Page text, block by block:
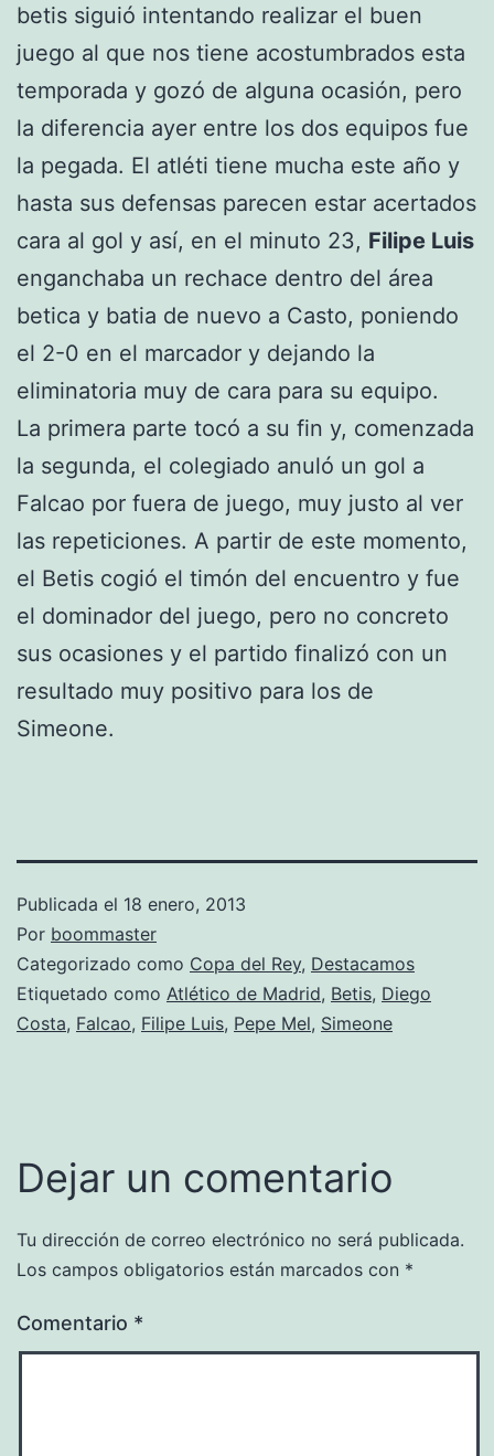
betis siguió intentando realizar el buen
juego al que nos tiene acostumbrados esta
temporada y gozó de alguna ocasión, pero
la diferencia ayer entre los dos equipos fue
la pegada. El atléti tiene mucha este año y
hasta sus defensas parecen estar acertados
cara al gol y así, en el minuto 23, Filipe Luis
enganchaba un rechace dentro del área
betica y batia de nuevo a Casto, poniendo
el 2-0 en el marcador y dejando la
eliminatoria muy de cara para su equipo.
La primera parte tocó a su fin y, comenzada
la segunda, el colegiado anuló un gol a
Falcao por fuera de juego, muy justo al ver
las repeticiones. A partir de este momento,
el Betis cogió el timón del encuentro y fue
el dominador del juego, pero no concreto
sus ocasiones y el partido finalizó con un
resultado muy positivo para los de
Simeone.
Publicada el 18 enero, 2013
Por boommaster
Categorizado como Copa del Rey, Destacamos
Etiquetado como Atlético de Madrid, Betis, Diego
Costa, Falcao, Filipe Luis, Pepe Mel, Simeone
Dejar un comentario
Tu dirección de correo electrónico no será publicada.
Los campos obligatorios están marcados con *
Comentario *